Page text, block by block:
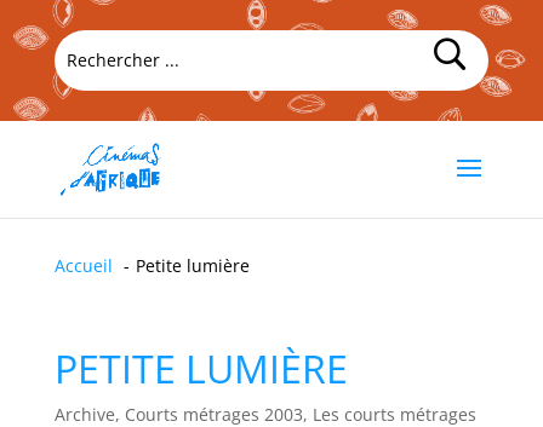
Accueil Petite lumière
PETITE LUMIÈRE
Archive, Courts métrages 2003, Les courts métrages